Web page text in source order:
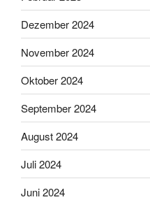
Dezember 2024
November 2024
Oktober 2024
September 2024
August 2024
Juli 2024
Juni 2024